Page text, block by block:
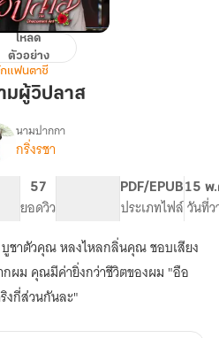
โหลด
ตัวอย่าง
แฟนตาซี
มผู้วิปลาส
เรื่อง
งดงาม
ผู้
วิปลาส
นามปากกา
กริ่งรชา
57
ยอดวิว
PDF/EPUB
ประเภทไฟล์
15 พ
วันที่ว
าตัวคุณ หลงไหลกลิ่นคุณ ชอบเสียง
กผม คุณมีค่ายิ่งกว่าชีวิตของผม "อือ
งกี่ส่วนกันละ"